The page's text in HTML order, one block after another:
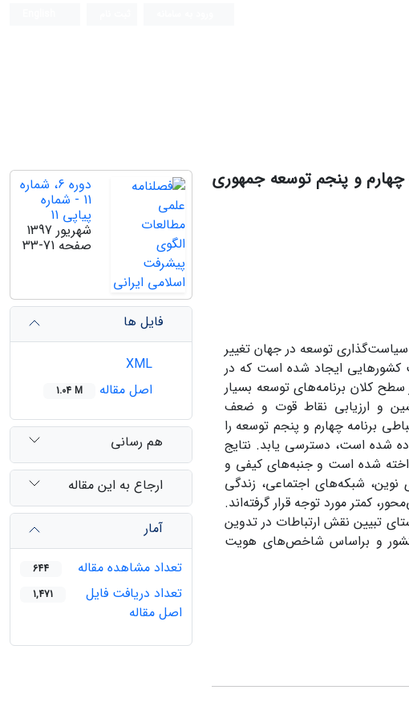
چهارم و پنجم توسعه جمهوری
سیاست‌گذاری توسعه در جهان تغییر
کشورهایی ایجاد شده است که در
سطح کلان برنامه‌های توسعه بسیار
و ارزیابی نقاط قوت و ضعف
برنامه چهارم و پنجم توسعه را
شده است، دسترسی یابد. نتایج
شده است و جنبه‌های کیفی و
نوین، شبکه‌های اجتماعی، زندگی
کمتر مورد توجه قرار گرفته‌اند.
تبیین نقش ارتباطات در تدوین
کشور و براساس شاخص‌های هویت
دوره 6، شماره
11 - شماره
پیاپی 11
شهریور 1397
صفحه 33-71
فایل ها
اصل مقاله
1.04 M
هم رسانی
ارجاع به این مقاله
آمار
تعداد مشاهده مقاله
644
تعداد دریافت فایل
اصل مقاله
1,471